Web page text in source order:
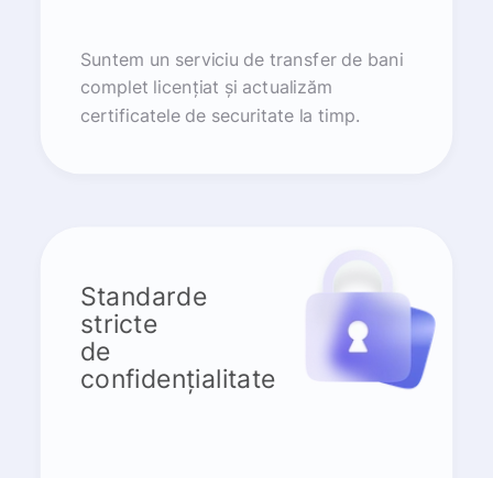
Suntem un serviciu de transfer de bani
complet licențiat și actualizăm
certificatele de securitate la timp.
Standarde
stricte
de
confidențialitate